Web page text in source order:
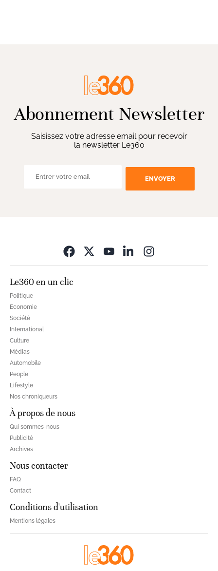
Abonnement Newsletter
Saisissez votre adresse email pour recevoir
la newsletter Le360
ENVOYER
Le360 en un clic
Politique
Economie
Société
International
Culture
Médias
Automobile
People
Lifestyle
Nos chroniqueurs
À propos de nous
Qui sommes-nous
Publicité
Archives
Nous contacter
FAQ
Contact
Conditions d'utilisation
Mentions légales